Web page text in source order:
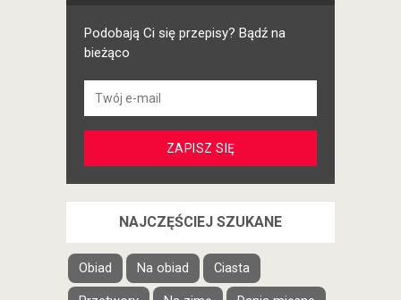
Podobają Ci się przepisy? Bądź na
bieżąco
NAJCZĘŚCIEJ SZUKANE
Obiad Na obiad Ciasta